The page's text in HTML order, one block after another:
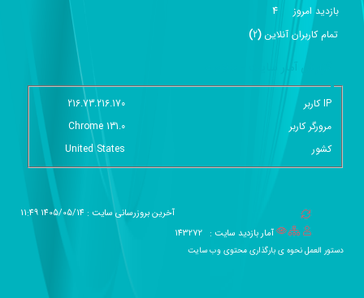
بازديد امروز 4
تمام کاربران آنلاين (
2
)
IP کاربر
216.73.216.170
مرورگر کاربر
Chrome 131.0
کشور
United States
آخرین بروزرسانی سایت : 1405/05/14 11:49
آمار بازدید سایت : 143272
دستور العمل نحوه ی بارگذاری محتوی وب سایت